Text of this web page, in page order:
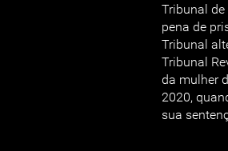
Tribunal de
pena de
Tribunal
Tribunal
da mulher
2020,
sua